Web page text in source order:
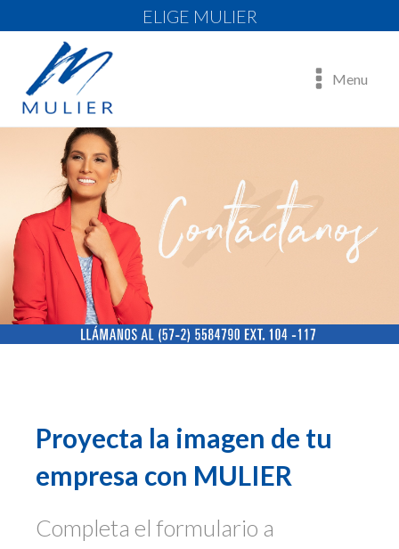
ELIGE MULIER
Menu
Proyecta la imagen de tu
empresa con MULIER
Completa el formulario a